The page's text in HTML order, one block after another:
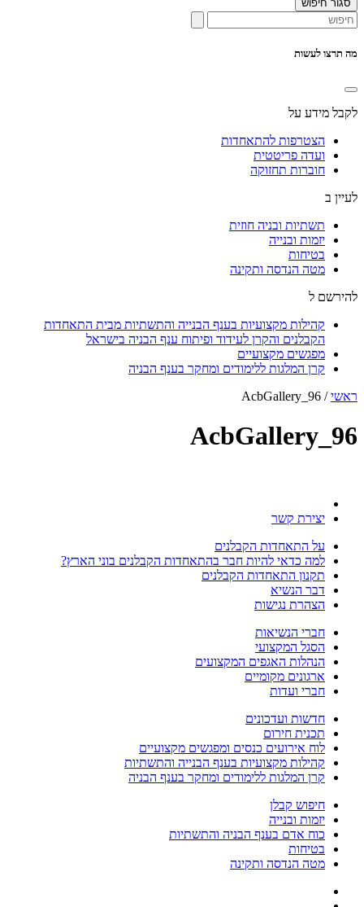
סגור חיפוש
מה תרצו לעשות
לקבל מידע על
הצטרפות להתאחדות
ועדה פריטטית
חוברות תחזוקה
לעיין ב
תשתיות ובניה חוזית
יזמות ובנייה
בטיחות
מטה הנדסה ותקינה
להירשם ל
קהילות מקצועיות בענף הבנייה והתשתיות מבית התאחדות
הקבלנים והקרן לעידוד ופיתוח ענף הבניה בישראל
מפגשים מקצועיים
קרן המלגות ללימודים ומחקר בענף הבניה
ראשי/
AcbGallery_96
AcbGallery_96
יצירת קשר
על התאחדות הקבלנים
למה כדאי להיות חבר בהתאחדות הקבלנים בוני הארץ?
תקנון התאחדות הקבלנים
דבר הנשיא
הצהרת נגישות
חברי הנשיאות
הסגל המקצועי
הנהלות האגפים המקצועים
ארגונים מקומיים
חברי ועדות
חדשות ועדכונים
תכנית חירום
לוח אירועים כנסים ומפגשים מקצועיים
קהילות מקצועיות בענף הבנייה והתשתיות
קרן המלגות ללימודים ומחקר בענף הבניה
חיפוש קבלן
יזמות ובנייה
כוח אדם בענף הבניה והתשתיות
בטיחות
מטה הנדסה ותקינה